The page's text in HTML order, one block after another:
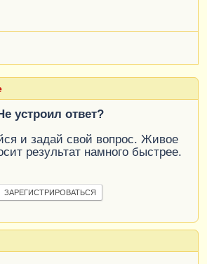
устроил ответ?
и задай свой вопрос. Живое
результат намного быстрее.
ЗАРЕГИСТРИРОВАТЬСЯ